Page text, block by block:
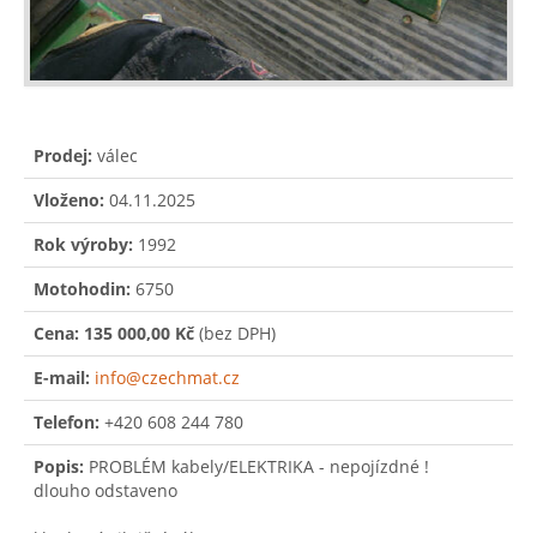
Prodej: válec
Vloženo: 04.11.2025
Rok výroby: 1992
Motohodin: 6750
Cena: 135 000,00 Kč (bez DPH)
E-mail: info@czechmat.cz
Telefon: +420 608 244 780
Popis: PROBLÉM kabely/ELEKTRIKA - nepojízdné !
dlouho odstaveno